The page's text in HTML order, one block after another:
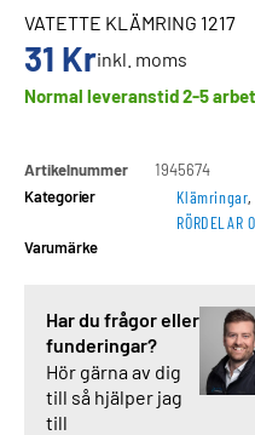
VATETTE KLÄMRING 1217
31 Krinkl. moms
Normal leveranstid 2-5
Artikelnummer
1945674
Kategorier
Klämringar,
RÖRDELAR
Varumärke
Har du frågor eller
funderingar?
Hör gärna av dig
till så hjälper jag
till